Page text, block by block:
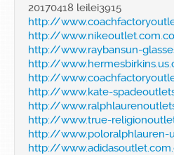
20170418 leilei3915
http://
http://www.nikeoutlet.com.co
http://www.raybansun-
http://
http://
http://www.kate-
http://
http://www.true-
http://www.poloralphlauren-
http://